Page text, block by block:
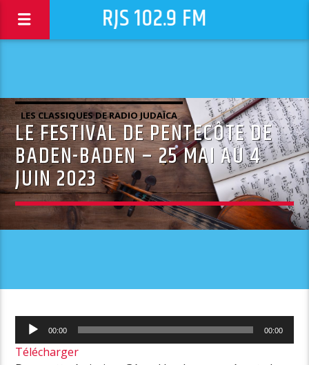
RJS 102.9 FM
LES CLASSIQUES DE RADIO JUDAÏCA
LE FESTIVAL DE PENTECÔTE DE
BADEN-BADEN – 25 MAI AU 4
JUIN 2023
Lecteur
audio
00:00 00:00
Télécharger